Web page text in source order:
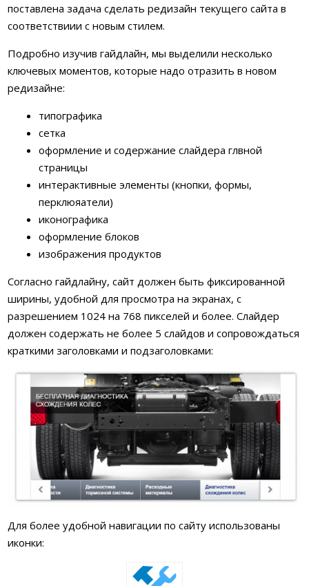
поставлена задача сделать редизайн текущего сайта в
соответствиии с новым стилем.
Подробно изучив гайдлайн, мы выделили несколько
ключевых моментов, которые надо отразить в новом
редизайне:
типографика
сетка
оформление и содержание слайдера глвной
страницы
интерактивные элементы (кнопки, формы,
перклюяатели)
иконографика
оформление блоков
изображения продуктов
Согласно гайдлайну, сайт должен быть фиксированной
ширины, удобной для просмотра на экранах, с
разрешением 1024 на 768 пикселей и более. Слайдер
должен содержать не более 5 слайдов и сопровождаться
краткими заголовками и подзаголовками:
Для более удобной навигации по сайту использованы
иконки: